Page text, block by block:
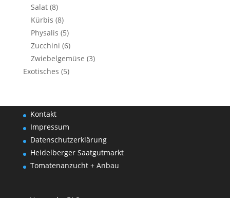
Salat (8)
Kürbis (8)
Physalis (5)
Zucchini (6)
Zwiebelgemüse (3)
Exotisches (5)
Kontakt
Impressum
Datenschutzerklärung
Heidelberger Saatgutmarkt
Tomatenanzucht + Anbau